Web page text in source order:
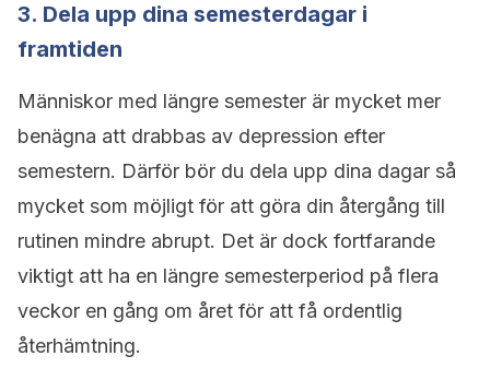
3. Dela upp dina semesterdagar i
framtiden
Människor med längre semester är mycket mer
benägna att drabbas av depression efter
semestern. Därför bör du dela upp dina dagar så
mycket som möjligt för att göra din återgång till
rutinen mindre abrupt. Det är dock fortfarande
viktigt att ha en längre semesterperiod på flera
veckor en gång om året för att få ordentlig
återhämtning.